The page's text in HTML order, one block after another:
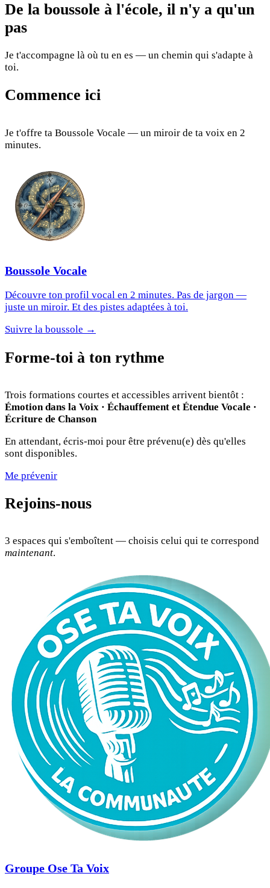
De la boussole à l'école, il n'y a qu'un
pas
Je t'accompagne là où tu en es — un chemin qui s'adapte à
toi.
Commence ici
Je t'offre ta Boussole Vocale — un miroir de ta voix en 2
minutes.
Boussole Vocale
Découvre ton profil vocal en 2 minutes. Pas de jargon —
juste un miroir. Et des pistes adaptées à toi.
Suivre la boussole →
Forme-toi à ton rythme
Trois formations courtes et accessibles arrivent bientôt :
Émotion dans la Voix · Échauffement et Étendue Vocale ·
Écriture de Chanson
En attendant, écris-moi pour être prévenu(e) dès qu'elles
sont disponibles.
Me prévenir
Rejoins-nous
3 espaces qui s'emboîtent — choisis celui qui te correspond
maintenant.
Groupe Ose Ta Voix